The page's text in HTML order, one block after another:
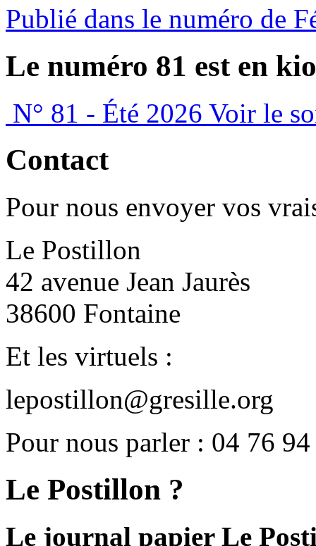
Publié dans le numéro de
Le numéro 81 est en
N° 81 - Été 2026 Voir le
Contact
Pour nous envoyer vos
Le Postillon
42 avenue Jean Jaurès
38600 Fontaine
Et les virtuels :
lepostillon@gresille.org
Pour nous parler : 04 76
Le Postillon ?
Le journal papier Le